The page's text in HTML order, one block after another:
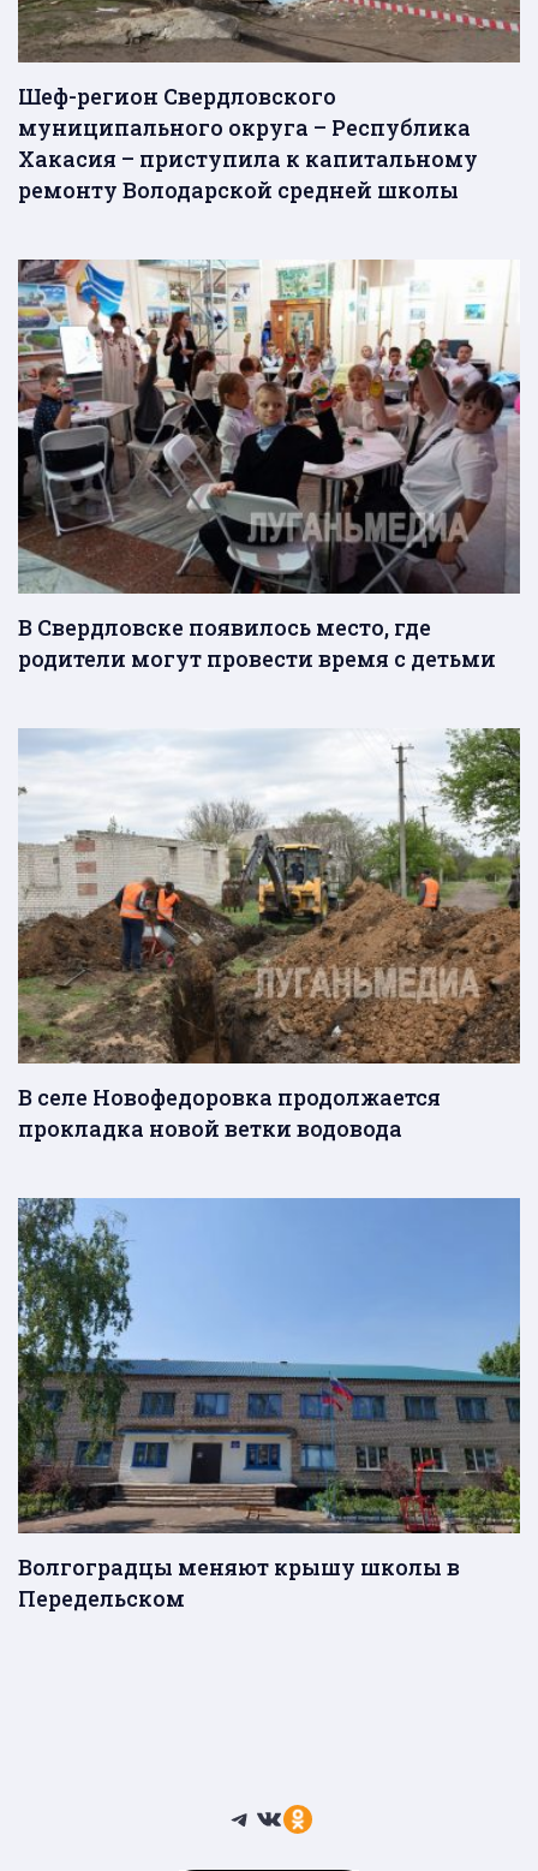
Шеф-регион Свердловского
муниципального округа – Республика
Хакасия – приступила к капитальному
ремонту Володарской средней школы
В Свердловске появилось место, где
родители могут провести время с детьми
В селе Новофедоровка продолжается
прокладка новой ветки водовода
Волгоградцы меняют крышу школы в
Передельском
Telegram
ВКонтакте
Ссылка